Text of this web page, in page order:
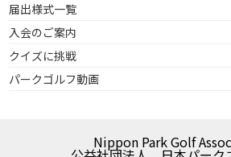
届出様式一覧
入会のご案内
クイズに挑戦
パークゴルフ動画
Nippon Park Golf